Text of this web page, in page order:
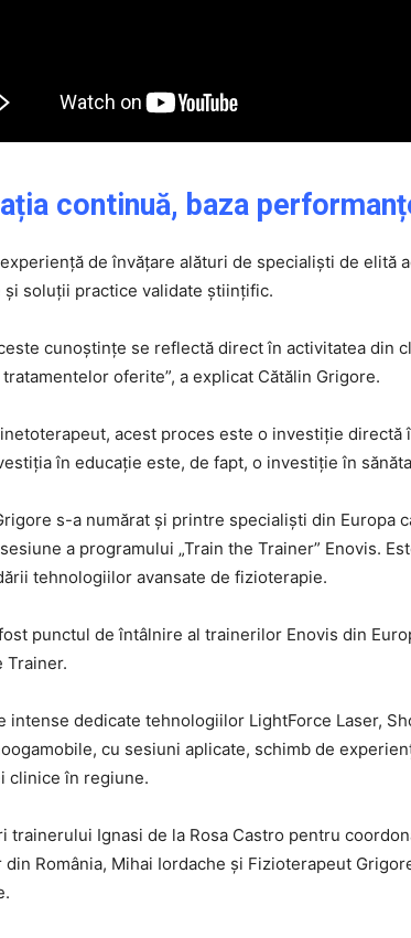
continuă, baza
de învățare alături de specialiști de elită
și soluții practice validate științific.
cunoștințe se reflectă direct în activitatea din
oferite”, a explicat Cătălin Grigore.
acest proces este o investiție
în educație este, de fapt, o investiție în
s-a numărat şi printre specialiști din Europa
a programului „Train the Trainer” Enovis.
tehnologiilor avansate de fizioterapie.
punctul de întâlnire al trainerilor Enovis din
Trainer.
intense dedicate tehnologiilor LightForce Laser,
cu sesiuni aplicate, schimb de
clinice în regiune.
trainerului Ignasi de la Rosa Castro pentru
România, Mihai Iordache și Fizioterapeut